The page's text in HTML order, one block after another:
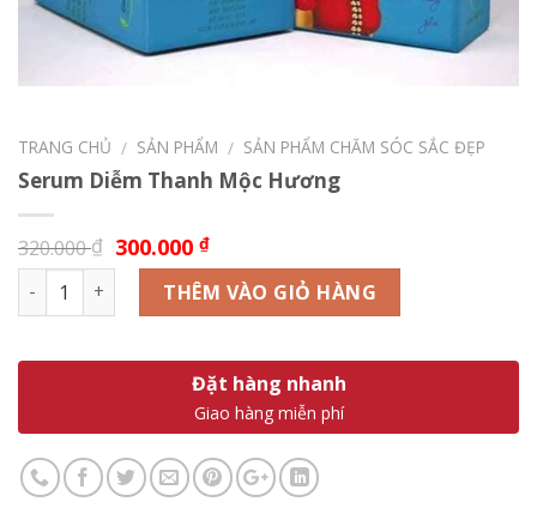
TRANG CHỦ / SẢN PHẨM / SẢN PHẨM CHĂM SÓC SẮC ĐẸP
Serum Diễm Thanh Mộc Hương
320.000₫ 300.000 ₫
Số lượng THÊM VÀO GIỎ HÀNG
Đặt hàng nhanh
Giao hàng miễn phí